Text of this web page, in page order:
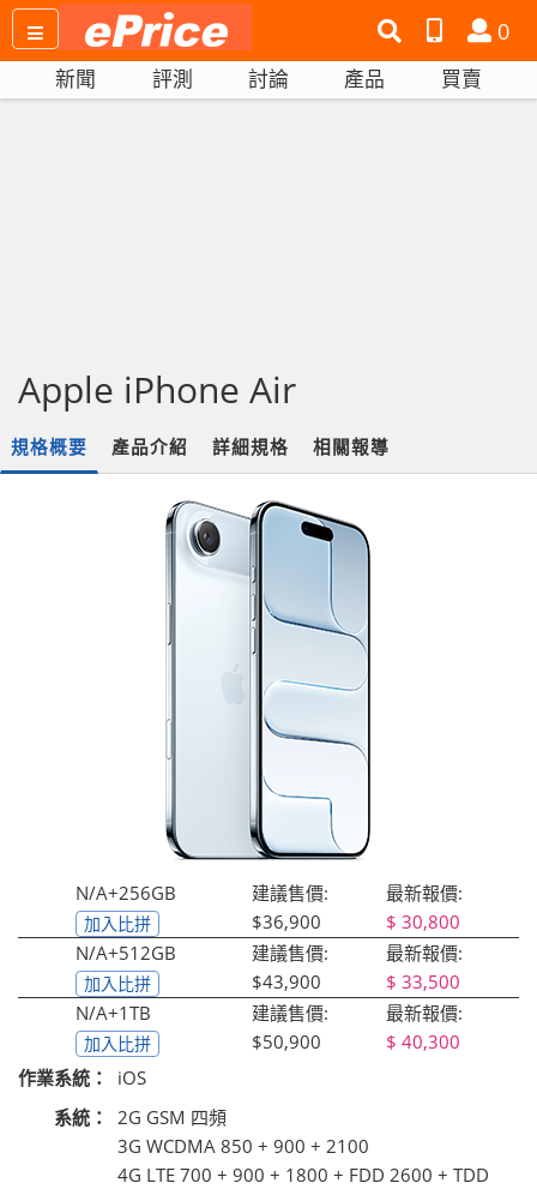
搜
尋
產
品
比
會
員
0
新聞 評測 討論 產品 買賣
Apple iPhone Air
規格概要 產品介紹 詳細規格 相關報導
N/A+256GB
加入比拼
建議售價:
$36,900
最新報價:
30,800
N/A+512GB
加入比拼
建議售價:
$43,900
最新報價:
33,500
N/A+1TB
加入比拼
建議售價:
$50,900
最新報價:
40,300
作業系統：
iOS
系統：
2G GSM 四頻
3G WCDMA 850 + 900 + 2100
4G LTE 700 + 900 + 1800 + FDD 2600 + TDD